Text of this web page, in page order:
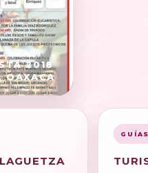
2018
OAXACA
GUÍAS